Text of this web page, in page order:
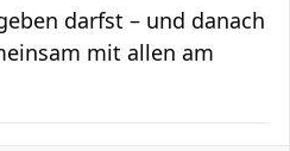
darfst – und danach
mit allen am